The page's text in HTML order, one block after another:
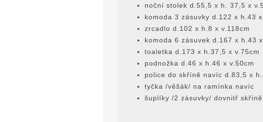
noční stolek d.55,5 x h. 37,5 x
komoda 3 zásuvky d.122 x h.43
zrcadlo d.102 x h.8 x v.118cm
komoda 6 zásuvek d.167 x h.43
toaletka d.173 x h.37,5 x v.75cm
podnožka d.46 x h.46 x v.50cm
police do skřínĕ navíc d.83,5 x
tyčka /vĕšák/ na ramínka navíc
šuplíky /2 zásuvky/ dovnitř